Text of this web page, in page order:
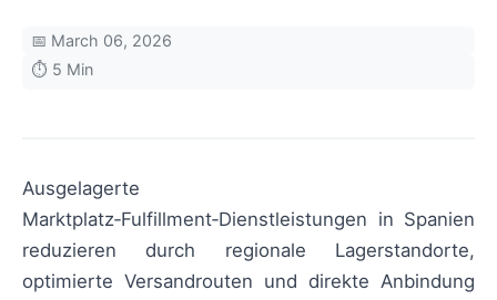
📅 March 06, 2026
⏱️ 5 Min
Ausgelagerte
Marktplatz‑Fulfillment‑Dienstleistungen in Spanien
reduzieren durch regionale Lagerstandorte,
optimierte Versandrouten und direkte Anbindung